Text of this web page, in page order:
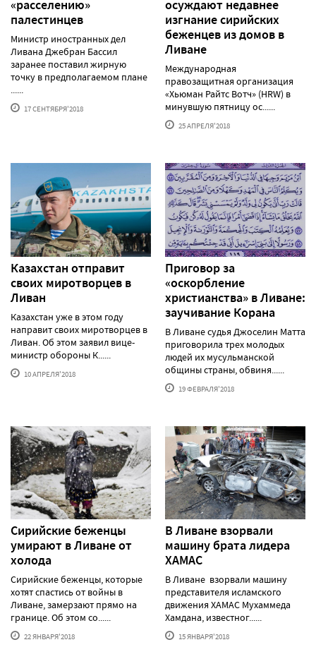
«расселению»
палестинцев
Министр иностранных дел
Ливана Джебран Бассил
заранее поставил жирную
точку в предполагаемом плане
......
17 СЕНТЯБРЯ'2018
осуждают недавнее
изгнание сирийских
беженцев из домов в
Ливане
Международная
правозащитная организация
«Хьюман Райтс Вотч» (HRW) в
минувшую пятницу ос......
25 АПРЕЛЯ'2018
Казахстан отправит
своих миротворцев в
Ливан
Казахстан уже в этом году
направит своих миротворцев в
Ливан. Об этом заявил вице-
министр обороны К......
10 АПРЕЛЯ'2018
Приговор за
«оскорбление
христианства» в Ливане:
заучивание Корана
В Ливане судья Джоселин Матта
приговорила трех молодых
людей их мусульманской
общины страны, обвиня......
19 ФЕВРАЛЯ'2018
Сирийские беженцы
умирают в Ливане от
холода
Сирийские беженцы, которые
хотят спастись от войны в
Ливане, замерзают прямо на
границе. Об этом со......
22 ЯНВАРЯ'2018
В Ливане взорвали
машину брата лидера
ХАМАС
В Ливане взорвали машину
представителя исламского
движения ХАМАС Мухаммеда
Хамдана, известног......
15 ЯНВАРЯ'2018